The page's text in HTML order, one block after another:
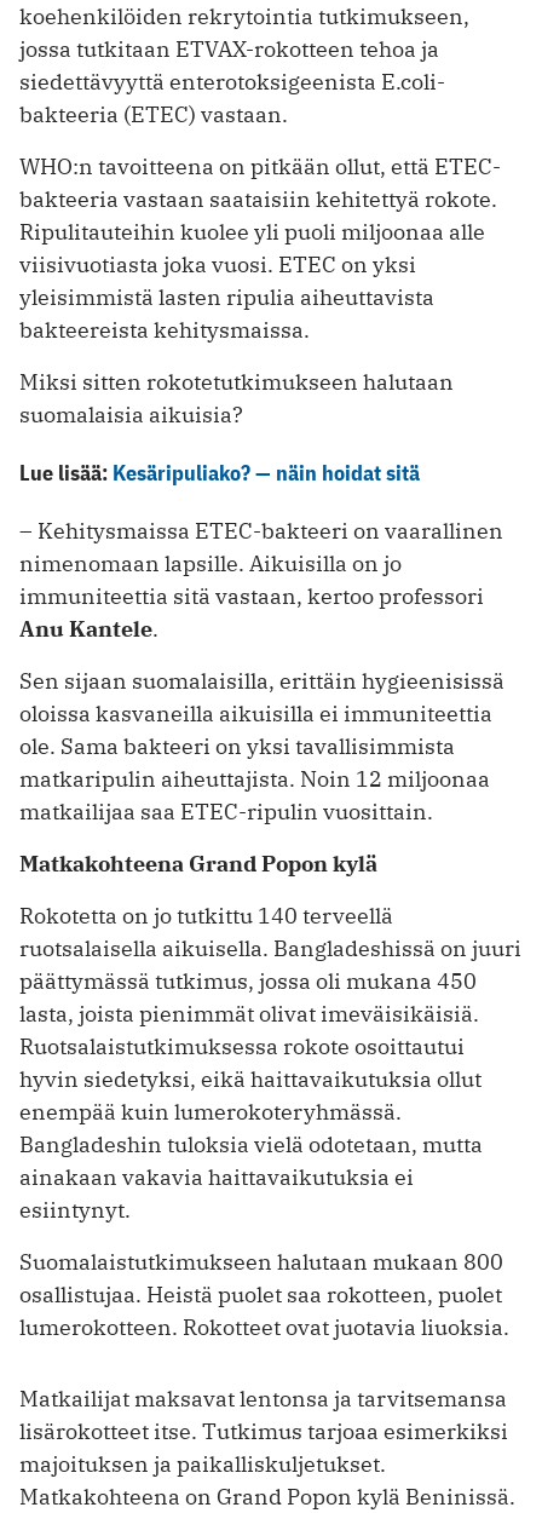
koehenkilöiden rekrytointia tutkimukseen,
jossa tutkitaan ETVAX-rokotteen tehoa ja
siedettävyyttä enterotoksigeenista E.coli-
bakteeria (ETEC) vastaan.
WHO:n tavoitteena on pitkään ollut, että ETEC-
bakteeria vastaan saataisiin kehitettyä rokote.
Ripulitauteihin kuolee yli puoli miljoonaa alle
viisivuotiasta joka vuosi. ETEC on yksi
yleisimmistä lasten ripulia aiheuttavista
bakteereista kehitysmaissa.
Miksi sitten rokotetutkimukseen halutaan
suomalaisia aikuisia?
Lue lisää: Kesäripuliako? — näin hoidat sitä
– Kehitysmaissa ETEC-bakteeri on vaarallinen
nimenomaan lapsille. Aikuisilla on jo
immuniteettia sitä vastaan, kertoo professori
Anu Kantele.
Sen sijaan suomalaisilla, erittäin hygieenisissä
oloissa kasvaneilla aikuisilla ei immuniteettia
ole. Sama bakteeri on yksi tavallisimmista
matkaripulin aiheuttajista. Noin 12 miljoonaa
matkailijaa saa ETEC-ripulin vuosittain.
Matkakohteena Grand Popon kylä
Rokotetta on jo tutkittu 140 terveellä
ruotsalaisella aikuisella. Bangladeshissä on juuri
päättymässä tutkimus, jossa oli mukana 450
lasta, joista pienimmät olivat imeväisikäisiä.
Ruotsalaistutkimuksessa rokote osoittautui
hyvin siedetyksi, eikä haittavaikutuksia ollut
enempää kuin lumerokoteryhmässä.
Bangladeshin tuloksia vielä odotetaan, mutta
ainakaan vakavia haittavaikutuksia ei
esiintynyt.
Suomalaistutkimukseen halutaan mukaan 800
osallistujaa. Heistä puolet saa rokotteen, puolet
lumerokotteen. Rokotteet ovat juotavia liuoksia.
Matkailijat maksavat lentonsa ja tarvitsemansa
lisärokotteet itse. Tutkimus tarjoaa esimerkiksi
majoituksen ja paikalliskuljetukset.
Matkakohteena on Grand Popon kylä Beninissä.